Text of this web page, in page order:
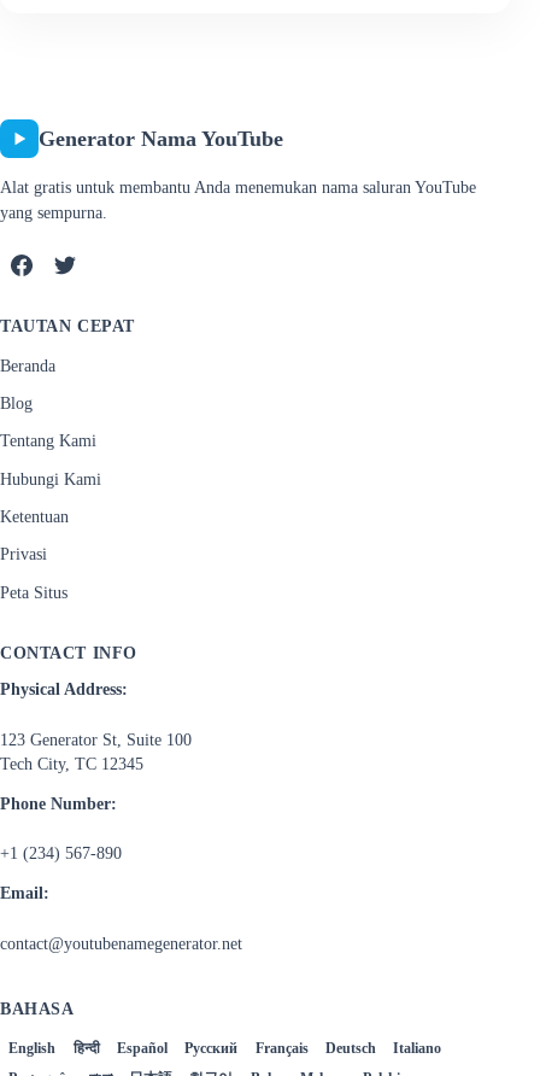
Generator Nama YouTube
Alat gratis untuk membantu Anda menemukan nama saluran YouTube
yang sempurna.
TAUTAN CEPAT
Beranda
Blog
Tentang Kami
Hubungi Kami
Ketentuan
Privasi
Peta Situs
CONTACT INFO
Physical Address:
123 Generator St, Suite 100
Tech City, TC 12345
Phone Number:
+1 (234) 567-890
Email:
contact@youtubenamegenerator.net
BAHASA
English हिन्दी Español Русский Français Deutsch
Italiano